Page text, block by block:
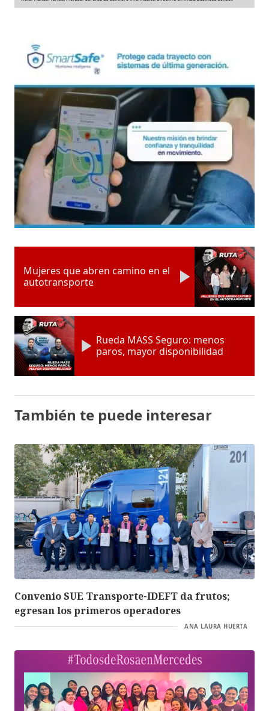
Mujeres que abren camino en el
autotransporte
Rueda MASS Seguro: menos
paros, mayor disponibilidad
También te puede interesar
Convenio SUE Transporte-IDEFT da frutos;
egresan los primeros operadores
ANA LAURA HUERTA